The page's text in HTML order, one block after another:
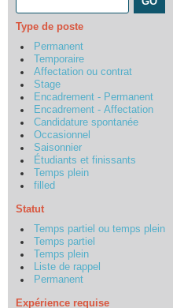
Type de poste
Permanent
Temporaire
Affectation ou contrat
Stage
Encadrement - Permanent
Encadrement - Affectation
Candidature spontanée
Occasionnel
Saisonnier
Étudiants et finissants
Temps plein
filled
Statut
Temps partiel ou temps plein
Temps partiel
Temps plein
Liste de rappel
Permanent
Expérience requise